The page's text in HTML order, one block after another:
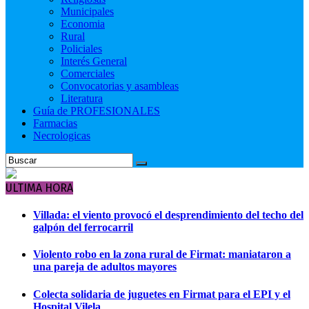
Municipales
Economia
Rural
Policiales
Interés General
Comerciales
Convocatorias y asambleas
Literatura
Guía de PROFESIONALES
Farmacias
Necrologicas
ULTIMA HORA
Villada: el viento provocó el desprendimiento del techo del
galpón del ferrocarril
Violento robo en la zona rural de Firmat: maniataron a
una pareja de adultos mayores
Colecta solidaria de juguetes en Firmat para el EPI y el
Hospital Vilela